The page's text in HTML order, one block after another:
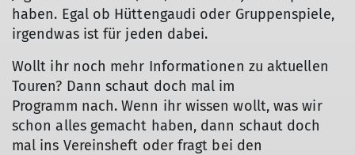
haben. Egal ob Hüttengaudi oder Gruppenspiele,
irgendwas ist für jeden dabei.
Wollt ihr noch mehr Informationen zu aktuellen
Touren? Dann schaut doch mal im
Programm nach. Wenn ihr wissen wollt, was wir
schon alles gemacht haben, dann schaut doch
mal ins Vereinsheft oder fragt bei den